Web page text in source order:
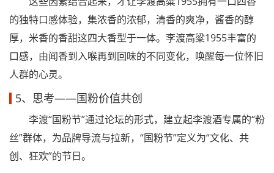
的独特口感体验，集浓香的浓郁，清香的爽净，酱香的醇
厚，米香的香甜这四大香型于一体。李渡高粱1955丰富的
口感，由闻香到入喉再到回味的不同变化，唤醒每一位怀旧
人群的心灵。
5、思考——国粉价值共创
李渡“国粉节”通过论坛的形式，建立起李渡酒专属的“粉
丝”群体，为品牌导流与拉新，“国粉节”定义为“文化、共
创、狂欢”的节日。